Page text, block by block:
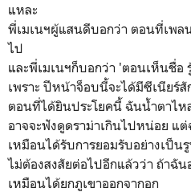
แหละ
พี่เมเนฯผู้แสนดีบอกว่า ตอนที่เพล
ไป
และพี่เมเนฯก็บอกว่า 'ตอนเห็นชื่
เพราะ ปีหน้าจ็อบนี้จะได้มีซีเนียร์
ตอนที่ได้ยินประโยคนี้ ฉันน้ำตาไห
อาจจะฟังดูดราม่าเกินไปหน่อย แ
เหมือนได้รับการยอมรับอย่างเป็น
ไม่ต้องสงสัยต่อไปอีกแล้วว่า ถ้าฉั
เหมือนได้ยกภูเขาออกจากอก